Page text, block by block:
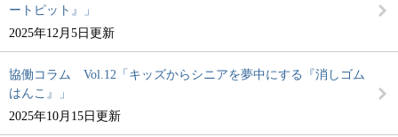
ートピット』」
2025年12月5日更新
協働コラム Vol.12「キッズからシニアを夢中にする『消しゴム
はんこ』」
2025年10月15日更新